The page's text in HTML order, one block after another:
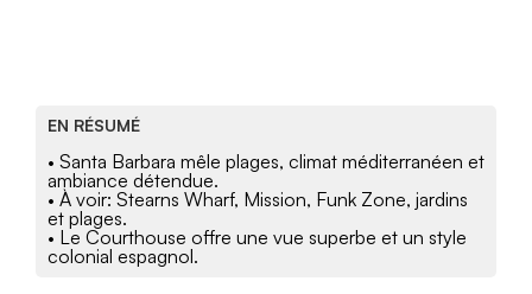
EN RÉSUMÉ
• Santa Barbara mêle plages, climat méditerranéen et
ambiance détendue.
• À voir: Stearns Wharf, Mission, Funk Zone, jardins
et plages.
• Le Courthouse offre une vue superbe et un style
colonial espagnol.